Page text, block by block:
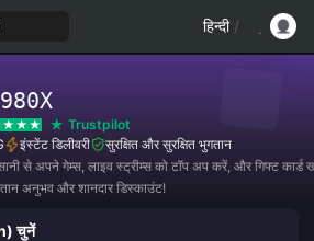
हिन्दी /
Trustpilot
इंस्टेंट डिलीवरी
सुरक्षित और सुरक्षित भुगतान
से अपने गेम्स, लाइव स्ट्रीम्स को टॉप अप करें, और गिफ्ट कार्ड
अनुभव और शानदार डिस्काउंट!
चुनें